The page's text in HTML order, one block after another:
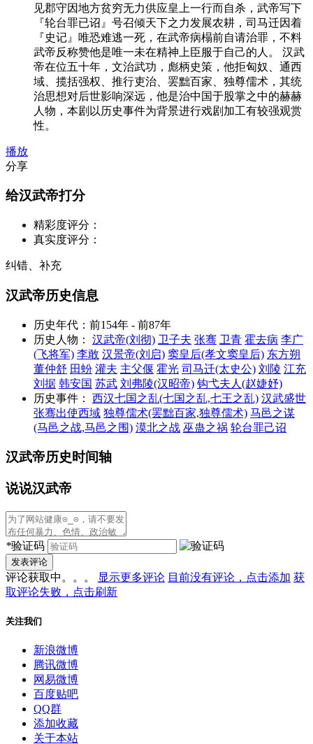
见郡守因地方贫穷无力供应皇上一行而自杀，武帝写下
『轮台罪已诏』号召倾天下之力发展农耕，司马迁因着
『史记』唯恐难逃一死，在武帝病榻前自请治罪，不料
武帝反称赞他是唯一未在精神上臣服于自己的人。 汉武
帝在位五十年，文治武功，彪柄史策，他拒匈奴、通西
域、揽括强权、推行吏治、罢黜百家、独尊儒术，其统
治思想对后世影响深远，他是治中国于股掌之中的赫赫
人物，本剧以历史事件为背景进行戏剧加工有较强观赏
性。
播放
分享
给汉武帝打分
精彩度评分：
真实度评分：
纠错、补充
汉武帝历史信息
历史年代： 前154年 - 前87年
历史人物：
汉武帝(刘彻) 卫子夫 张骞 卫青 霍去病 李广
(飞将军) 李敢 汉景帝(刘启) 窦皇后(孝文窦皇后) 东方朔
董仲舒 田蚡 灌夫 主父偃 霍光 司马迁(太史公) 刘陵 江充
刘据 韩安国 苏武 刘弗陵(汉昭帝) 钩弋夫人(赵婕妤)
历史事件：
西汉七国之乱(七国之乱,七王之乱) 汉武盛世
张骞出使西域 独尊儒术(罢黜百家,独尊儒术) 马邑之谋
(马邑之战,马邑之围) 漠北之战 巫蛊之祸 轮台罪己诏
汉武帝历史时间轴
说说汉武帝
*验证码
发表评论
评论获取中。。。 显示更多评论 目前没有评论，点击添加 获
取评论失败，点击刷新
关注我们
新浪微博
腾讯微博
网易微博
百度贴吧
QQ群
添加收藏
关于本站